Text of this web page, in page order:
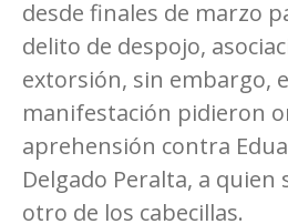
desde finales de marzo
delito de despojo,
extorsión, sin embargo,
manifestación pidieron
aprehensión contra
Delgado Peralta, a quien
otro de los cabecillas.